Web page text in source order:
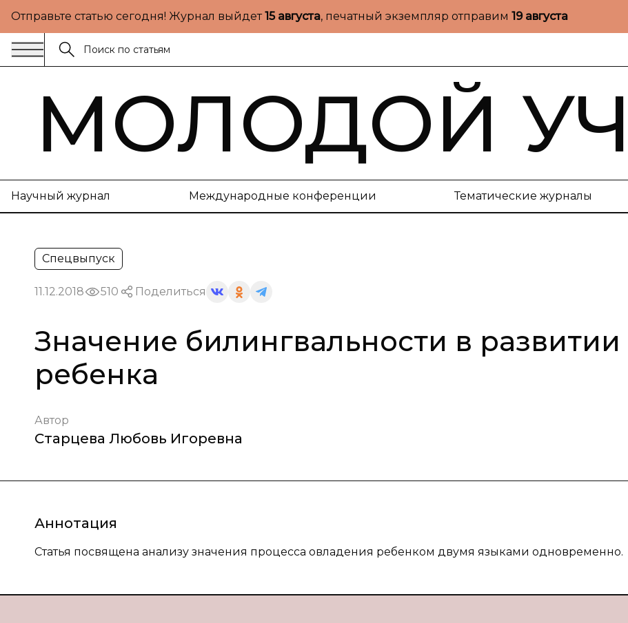
Отправьте статью сегодня! Журнал выйдет15 августа, печатный экземпляр отправим 19 августа
МОЛОДОЙ
Научный журнал Международные конференции Тематические журналы
Спецвыпуск
11.12.2018 510 Поделиться
Значение билингвальности в развитии
ребенка
Автор
Старцева Любовь Игоревна
Аннотация
Статья посвящена анализу значения процесса овладения ребенком двумя языками одновременно.